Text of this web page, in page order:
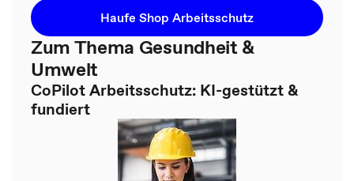
Haufe Shop Arbeitsschutz
Zum Thema Gesundheit &
Umwelt
CoPilot Arbeitsschutz: KI-gestützt &
fundiert